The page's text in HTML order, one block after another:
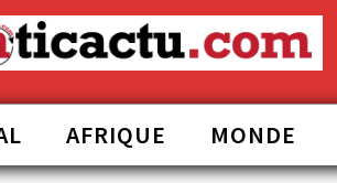
AFRIQUE MONDE